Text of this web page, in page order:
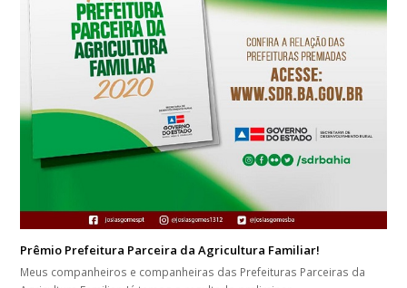
Prêmio Prefeitura Parceira da Agricultura Familiar!
Meus companheiros e companheiras das Prefeituras Parceiras da